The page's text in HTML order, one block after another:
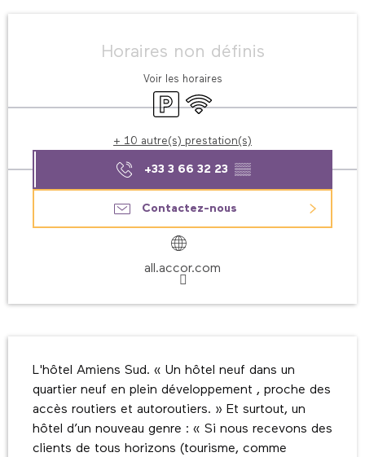
Horaires non définis
Voir les horaires
ParkingWiFi
+ 10 autre(s) prestation(s)
+33 3 66 32 23 ▒▒
Contactez-nous
all.accor.com
L'hôtel Amiens Sud. « Un hôtel neuf dans un
quartier neuf en plein développement , proche des
accès routiers et autoroutiers. » Et surtout, un
hôtel d’un nouveau genre : « Si nous recevons des
clients de tous horizons (tourisme, comme